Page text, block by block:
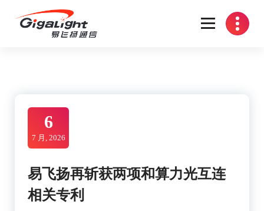
6
7 月, 2026
易飞扬再斩获两项和算力光互连
相关专利